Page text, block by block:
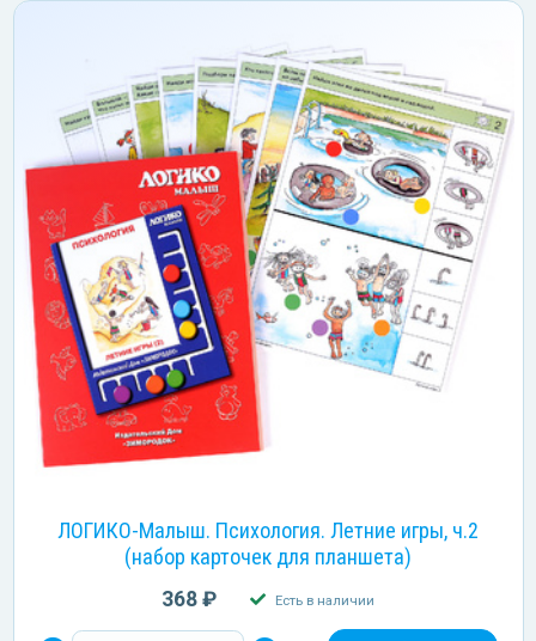
ЛОГИКО-Малыш. Психология. Летние игры, ч.2
(набор карточек для планшета)
368 ₽ Есть в наличии